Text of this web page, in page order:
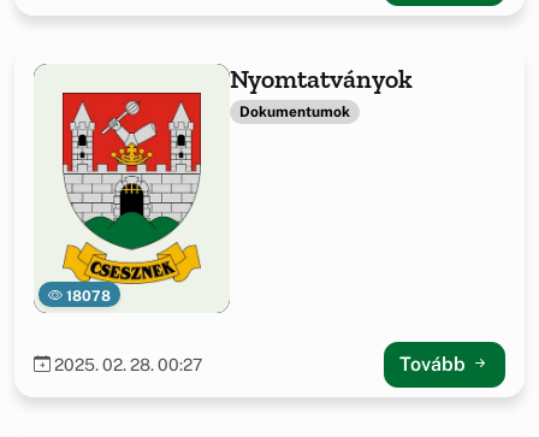
18078
Nyomtatványok
Dokumentumok
2025. 02. 28. 00:27 Tovább